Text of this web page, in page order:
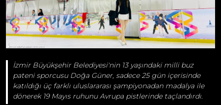
İzmir Büyükşehir Belediyesi'nin 13 yaşındaki milli buz
pateni sporcusu Doğa Güner, sadece 25 gün içerisinde
katıldığı üç farklı uluslararası şampiyonadan madalya ile
dönerek 19 Mayıs ruhunu Avrupa pistlerinde taçlandırdı.